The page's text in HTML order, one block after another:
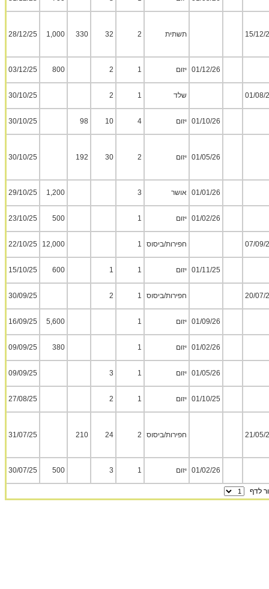
15/12/ תשתית 2
32
330
1,000
28/12/25
01/12/26 יזום 1
2
800
03/12/25
01/08/ שלד 1
2
30/10/25
01/10/26 יזום 4
10
98
30/10/25
01/05/26 יזום 2
30
192
30/10/25
01/01/26 אושר 3
1,200
29/10/25
01/02/26 יזום 1
500
23/10/25
07/09/ חפירות/ביסוס 1
12,000
22/10/25
01/11/25 יזום 1
1
600
15/10/25
20/07/ חפירות/ביסוס 1
2
30/09/25
01/09/26 יזום 1
5,600
16/09/25
01/02/26 יזום 1
380
09/09/25
01/05/26 יזום 1
3
09/09/25
01/10/25 יזום 1
2
27/08/25
21/05/ חפירות/ביסוס 2
24
210
31/07/25
01/02/26 יזום 1
3
500
30/07/25
לדף